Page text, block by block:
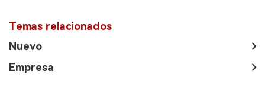
Temas relacionados
Nuevo
Empresa